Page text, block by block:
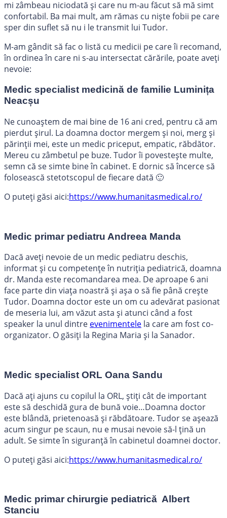
mi zâmbeau niciodată și care nu m-au făcut să mă simt
confortabil. Ba mai mult, am rămas cu niște fobii pe care
sper din suflet să nu i le transmit lui Tudor.
M-am gândit să fac o listă cu medicii pe care îi recomand,
în ordinea în care ni s-au intersectat cărările, poate aveți
nevoie:
Medic specialist medicină de familie Luminița
Neacșu
Ne cunoaștem de mai bine de 16 ani cred, pentru că am
pierdut șirul. La doamna doctor mergem și noi, merg și
părinții mei, este un medic priceput, empatic, răbdător.
Mereu cu zâmbetul pe buze. Tudor îi povestește multe,
semn că se simte bine în cabinet. E dornic să încerce să
folosească stetotscopul de fiecare dată 🙂
O puteți găsi aici:https://www.humanitasmedical.ro/
Medic primar pediatru Andreea Manda
Dacă aveți nevoie de un medic pediatru deschis,
informat și cu competențe în nutriția pediatrică, doamna
dr. Manda este recomandarea mea. De aproape 6 ani
face parte din viața noastră și așa o să fie până crește
Tudor. Doamna doctor este un om cu adevărat pasionat
de meseria lui, am văzut asta și atunci când a fost
speaker la unul dintre evenimentele la care am fost co-
organizator. O găsiți la Regina Maria și la Sanador.
Medic specialist ORL Oana Sandu
Dacă ați ajuns cu copilul la ORL, știți cât de important
este să deschidă gura de bună voie…Doamna doctor
este blândă, prietenoasă și răbdătoare. Tudor se așează
acum singur pe scaun, nu e musai nevoie să-l țină un
adult. Se simte în siguranță în cabinetul doamnei doctor.
O puteți găsi aici:https://www.humanitasmedical.ro/
Medic primar chirurgie pediatrică Albert
Stanciu